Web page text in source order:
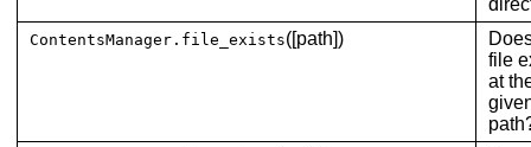
ContentsManager.file_exists([path])
file
at